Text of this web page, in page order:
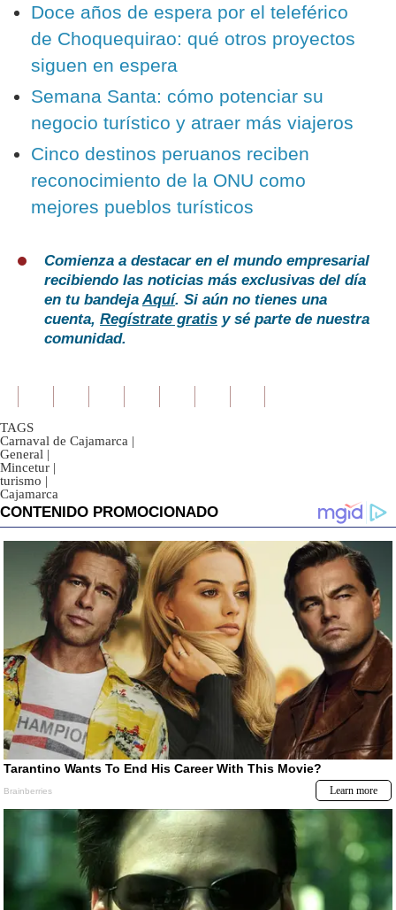
Doce años de espera por el teleférico
de Choquequirao: qué otros proyectos
siguen en espera
Semana Santa: cómo potenciar su
negocio turístico y atraer más viajeros
Cinco destinos peruanos reciben
reconocimiento de la ONU como
mejores pueblos turísticos
Comienza a destacar en el mundo empresarial
recibiendo las noticias más exclusivas del día
en tu bandejaAquí. Si aún no tienes una
cuenta, Regístrate gratis y sé parte de nuestra
comunidad.
TAGS
Carnaval de Cajamarca |
General |
Mincetur |
turismo |
Cajamarca